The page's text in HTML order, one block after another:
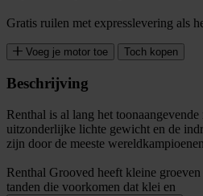
Gratis ruilen met expresslevering als
Voeg je motor toe Toch kopen
Beschrijving
Renthal is al lang het
uitzonderlijke lichte gewicht en de
zijn door de meeste
Renthal Grooved heeft kleine
tanden die voorkomen dat klei en